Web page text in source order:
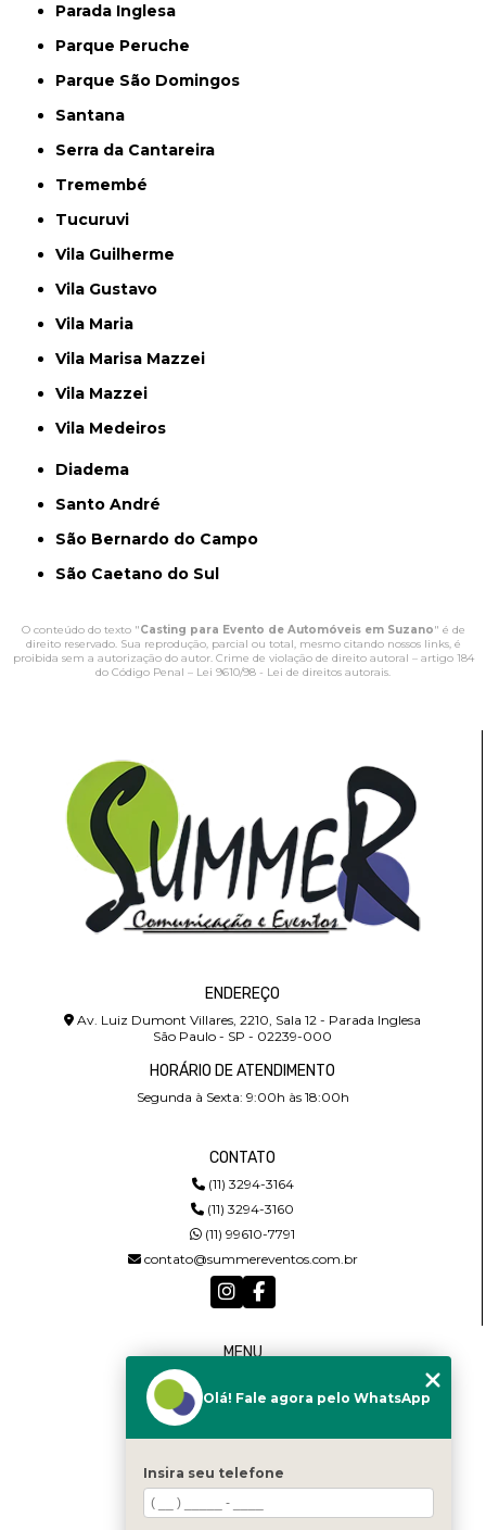
Parada Inglesa
Parque Peruche
Parque São Domingos
Santana
Serra da Cantareira
Tremembé
Tucuruvi
Vila Guilherme
Vila Gustavo
Vila Maria
Vila Marisa Mazzei
Vila Mazzei
Vila Medeiros
Diadema
Santo André
São Bernardo do Campo
São Caetano do Sul
O conteúdo do texto "Casting para Evento de Automóveis em Suzano" é de
direito reservado. Sua reprodução, parcial ou total, mesmo citando nossos links, é
proibida sem a autorização do autor. Crime de violação de direito autoral – artigo 184
do Código Penal – Lei 9610/98 - Lei de direitos autorais.
ENDEREÇO
Av. Luiz Dumont Villares, 2210, Sala 12 - Parada Inglesa
São Paulo - SP - 02239-000
HORÁRIO DE ATENDIMENTO
Segunda à Sexta: 9:00h às 18:00h
CONTATO
(11) 3294-3164
(11) 3294-3160
(11) 99610-7791
contato@summereventos.com.br
MENU
QUEM SOMOS
CONTATO
CATEGORIAS
MAPA DO SITE
Olá! Fale agora pelo WhatsApp
Insira seu telefone